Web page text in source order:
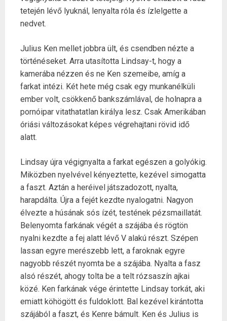
tetején lévő lyuknál, lenyalta róla és ízlelgette a
nedvet.
Julius Ken mellet jobbra ült, és csendben nézte a
történéseket. Arra utasította Lindsay-t, hogy a
kamerába nézzen és ne Ken szemeibe, amíg a
farkat intézi. Két hete még csak egy munkanélküli
ember volt, csökkenő bankszámlával, de holnapra a
pornóipar vitathatatlan királya lesz. Csak Amerikában
óriási változásokat képes végrehajtani rövid idő
alatt.
Lindsay újra végignyalta a farkat egészen a golyókig.
Miközben nyelvével kényeztette, kezével simogatta
a faszt. Aztán a heréivel játszadozott, nyalta,
harapdálta. Újra a fejét kezdte nyalogatni. Nagyon
élvezte a húsának sós ízét, testének pézsmaillatát.
Belenyomta farkának végét a szájába és rögtön
nyalni kezdte a fej alatt lévő V alakú részt. Szépen
lassan egyre merészebb lett, a faroknak egyre
nagyobb részét nyomta be a szájába. Nyalta a fasz
alsó részét, ahogy tolta be a telt rózsaszín ajkai
közé. Ken farkának vége érintette Lindsay torkát, aki
emiatt köhögött és fuldoklott. Bal kezével kirántotta
szájából a faszt, és Kenre bámult. Ken és Julius is